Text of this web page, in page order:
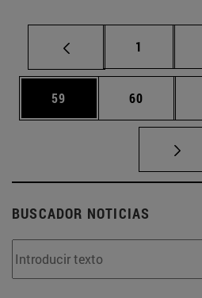
Página
1
Página
59 Página
60
BUSCADOR NOTICIAS